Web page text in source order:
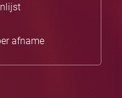
afname